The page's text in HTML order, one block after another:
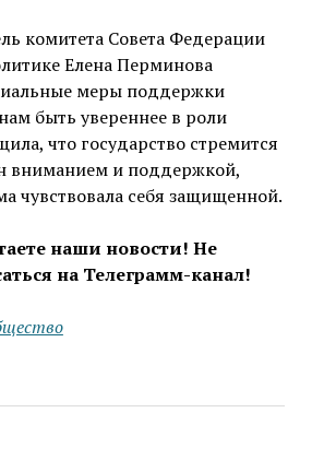
комитета Совета Федерации
Елена Перминова
меры поддержки
быть увереннее в роли
что государство стремится
вниманием и поддержкой,
чувствовала себя защищенной.
наши новости! Не
на Телеграмм-канал!